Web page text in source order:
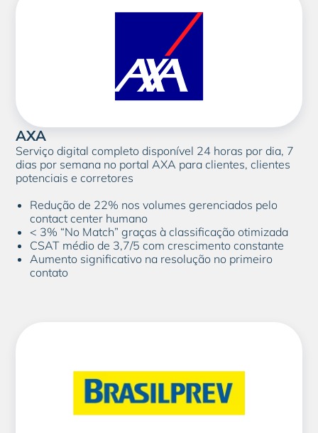
AXA
Serviço digital completo disponível 24 horas por dia, 7
dias por semana no portal AXA para clientes, clientes
potenciais e corretores
Redução de 22% nos volumes gerenciados pelo
contact center humano
< 3% “No Match” graças à classificação otimizada
CSAT médio de 3,7/5 com crescimento constante
Aumento significativo na resolução no primeiro
contato